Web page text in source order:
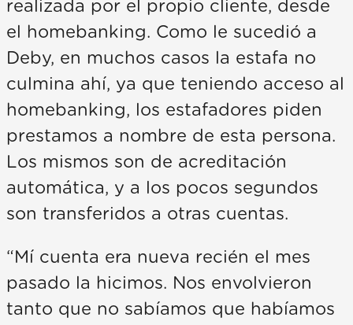
realizada por el propio cliente, desde
el homebanking. Como le sucedió a
Deby, en muchos casos la estafa no
culmina ahí, ya que teniendo acceso al
homebanking, los estafadores piden
prestamos a nombre de esta persona.
Los mismos son de acreditación
automática, y a los pocos segundos
son transferidos a otras cuentas.
“Mí cuenta era nueva recién el mes
pasado la hicimos. Nos envolvieron
tanto que no sabíamos que habíamos